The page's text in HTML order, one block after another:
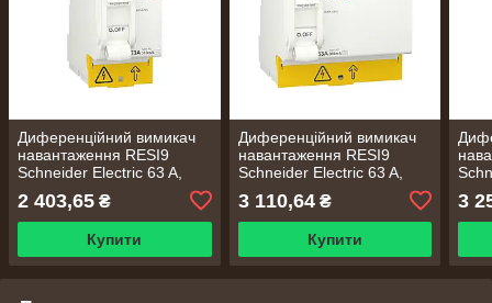
Диференційний вимикач
навантаження RESI9
Schneider Electric 63 A,
2 403,65 ₴
Купити
Диференційний вимикач
навантаження RESI9
Schneider Electric 63 A,
3 110,64₴
Купити
3